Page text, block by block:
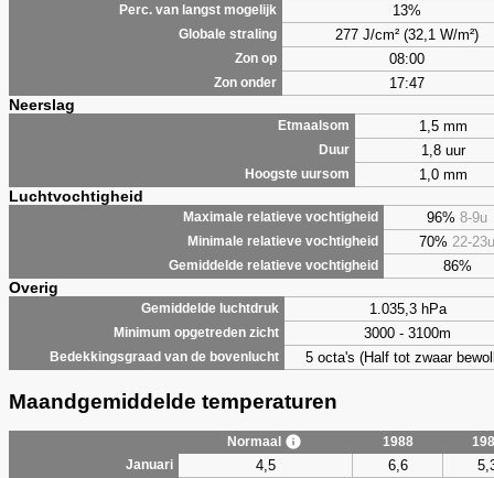
Perc. van langst mogelijk 13%
Globale straling 277 J/cm² (32,1 W/m²)
Zon op 08:00
Zon onder 17:47
Neerslag
Etmaalsom 1,5 mm
Duur 1,8 uur
Hoogste uursom 1,0 mm
Luchtvochtigheid
Maximale relatieve vochtigheid 96% 8-9u
Minimale relatieve vochtigheid 70% 22-23u
Gemiddelde relatieve vochtigheid 86%
Overig
Gemiddelde luchtdruk 1.035,3 hPa
Minimum opgetreden zicht 3000 - 3100m
Bedekkingsgraad van de bovenlucht 5 octa's (Half tot zwaar
Maandgemiddelde temperaturen
Normaal 1988
Januari
4,5 6,6